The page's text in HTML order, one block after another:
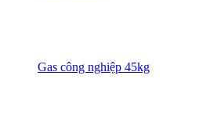
Gas công nghiệp 45kg